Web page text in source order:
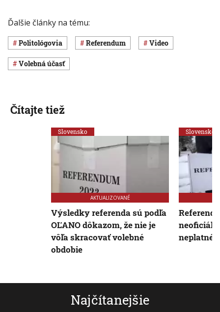
Ďalšie články na tému:
politológovia referendum Video
volebná účasť
Najčítanejšie
Čítajte tiež
Slovensko
AKTUALIZOVANÉ
Výsledky referenda sú podľa
OĽANO dôkazom, že nie je
vôľa skracovať volebné
obdobie
Slovensko
neplatné